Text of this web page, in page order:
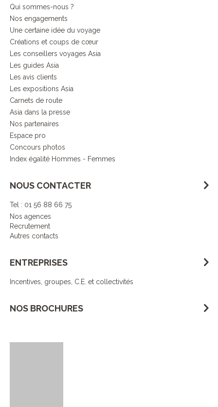
Qui sommes-nous ?
Nos engagements
Une certaine idée du voyage
Créations et coups de cœur
Les conseillers voyages Asia
Les guides Asia
Les avis clients
Les expositions Asia
Carnets de route
Asia dans la presse
Nos partenaires
Espace pro
Concours photos
Index égalité Hommes - Femmes
NOUS CONTACTER
Tel : 01 56 88 66 75
Nos agences
Recrutement
Autres contacts
ENTREPRISES
Incentives, groupes, C.E. et collectivités
NOS BROCHURES